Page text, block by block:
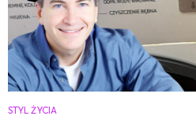
STYL ŻYCIA